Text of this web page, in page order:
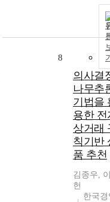
8
의사결
나무추
기법을
용한 전
상거래
칙기반
품 추천
김종우,
헌
한국경